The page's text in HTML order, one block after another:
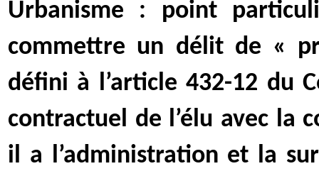
Urbanisme : point
commettre un délit de «
défini à l’article 432-12 du
contractuel de l’élu avec la
il a l’administration et la